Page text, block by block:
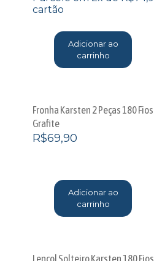
cartão
Adicionar ao
carrinho
Fronha Karsten 2 Peças 180
Grafite
R$69,90
Adicionar ao
carrinho
Lençol Solteiro Karsten 180